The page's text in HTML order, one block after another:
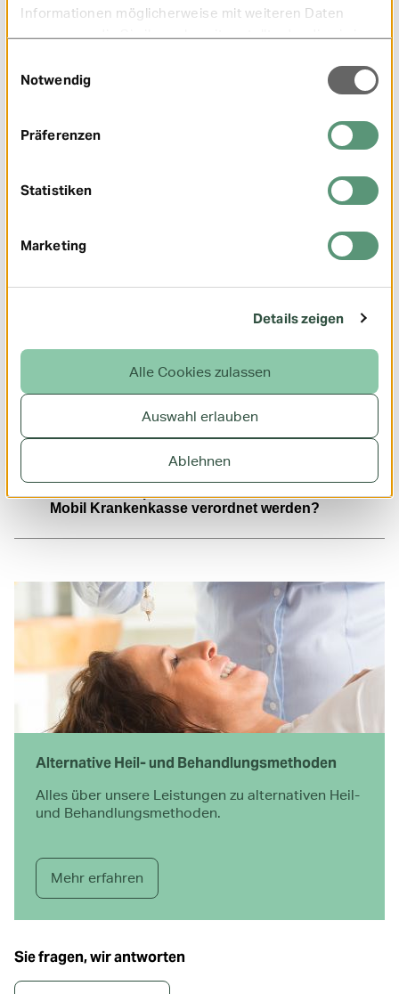
Informationen möglicherweise mit weiteren Daten
zusammen, die Sie ihnen bereitgestellt oder die sie im
Notwendig
Präferenzen
Statistiken
Marketing
Details zeigen
Alle Cookies zulassen
Auswahl erlauben
Ablehnen
Wenn die individuelle Belastungsgrenze für
FAQ
Wann muss mit der Behandlung begonnen
ich eine Genehmigung von der Mobil
Mobil Krankenkasse verordnet werden?
Alternative Heil- und Behandlungs­methoden
Alles über unsere Leistungen zu alternativen Heil-
und Behandlungs­methoden.
Mehr erfahren
Sie fragen, wir antworten